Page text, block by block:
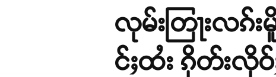
လုမ်းတြႃးလၵ်
င်ႈထႆး ၵိုတ်းလိုဝ်